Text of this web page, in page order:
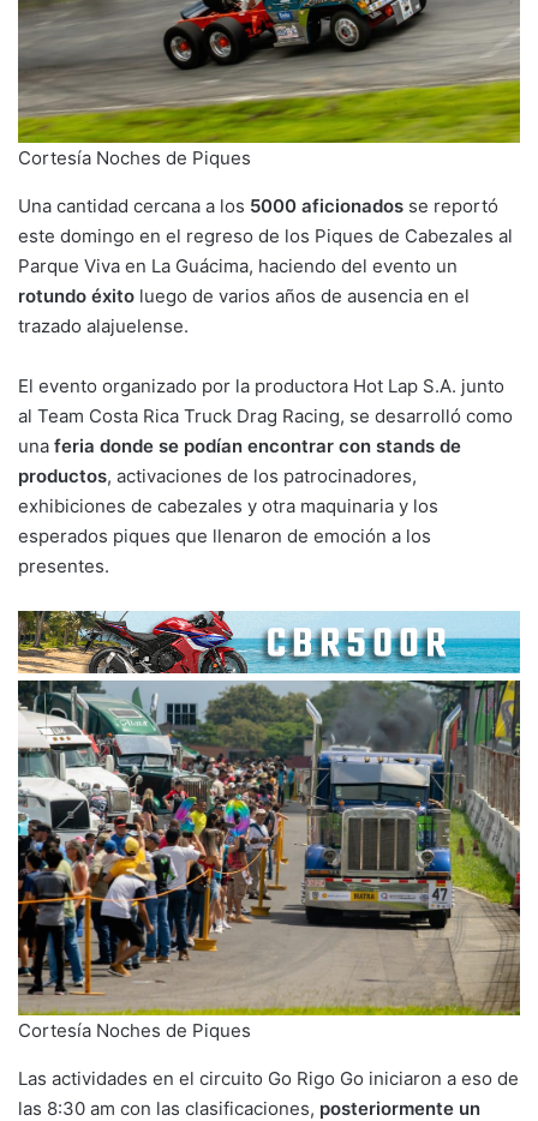
Cortesía Noches de Piques
Una cantidad cercana a los 5000 aficionados se reportó
este domingo en el regreso de los Piques de Cabezales al
Parque Viva en La Guácima, haciendo del evento un
rotundo éxito luego de varios años de ausencia en el
trazado alajuelense.
El evento organizado por la productora Hot Lap S.A. junto
al Team Costa Rica Truck Drag Racing, se desarrolló como
una feria donde se podían encontrar con stands de
productos, activaciones de los patrocinadores,
exhibiciones de cabezales y otra maquinaria y los
esperados piques que llenaron de emoción a los
presentes.
Cortesía Noches de Piques
Las actividades en el circuito Go Rigo Go iniciaron a eso de
las 8:30 am con las clasificaciones, posteriormente un